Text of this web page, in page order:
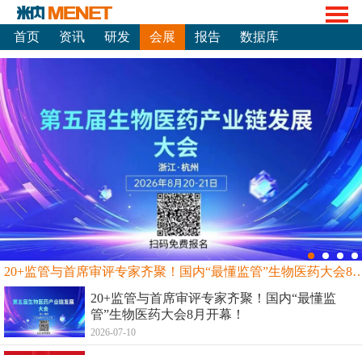
首页 资讯 研发 会展 报告 数据库
20+监管与首席审评专家齐聚！国内“最
20+监管与首席审评专家齐聚！国内“最懂监
管”生物医药大会8月开幕！
2026-07-10